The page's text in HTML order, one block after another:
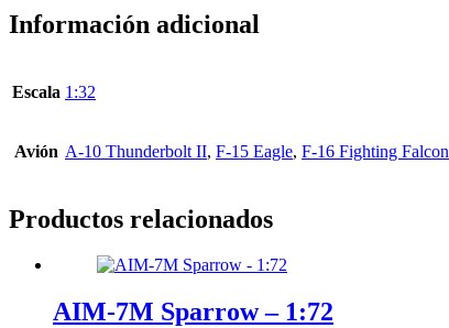
cantidad
Información adicional
Escala 1:32
Avión A-10 Thunderbolt II, F-15 Eagle, F-16 Fighting Falcon
Productos relacionados
AIM-7M Sparrow – 1:72